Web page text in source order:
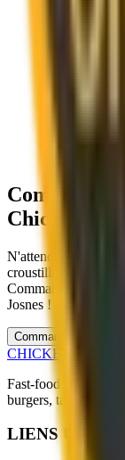
Chicken City
N'attendez plus pour d
croustillant, pr
Commandez d
s
Josnes !
Commander en Ligne
CHICKEN CITY
Fast-food sp
burgers, tacos et plus
LIENS UTILES